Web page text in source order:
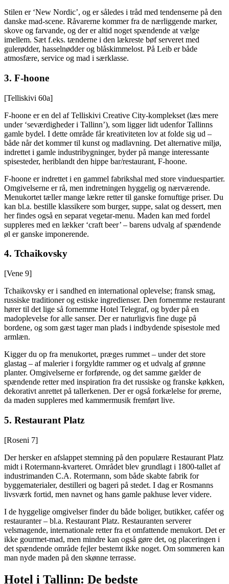
Stilen er ‘New Nordic’, og er således i tråd med tendenserne på den
danske mad-scene. Råvarerne kommer fra de nærliggende marker,
skove og farvande, og der er altid noget spændende at vælge
imellem. Sæt f.eks. tænderne i den lækreste bøf serveret med
gulerødder, hasselnødder og blåskimmelost. På Leib er både
atmosfære, service og mad i særklasse.
3. F-hoone
[Telliskivi 60a]
F-hoone er en del af Telliskivi Creative City-komplekset (læs mere
under ‘seværdigheder i Tallinn’), som ligger lidt udenfor Tallinns
gamle bydel. I dette område får kreativiteten lov at folde sig ud –
både når det kommer til kunst og madlavning. Det alternative miljø,
indrettet i gamle industribygninger, byder på mange interessante
spisesteder, heriblandt den hippe bar/restaurant, F-hoone.
F-hoone er indrettet i en gammel fabrikshal med store vinduespartier.
Omgivelserne er rå, men indretningen hyggelig og nærværende.
Menukortet tæller mange lækre retter til ganske fornuftige priser. Du
kan bl.a. bestille klassikere som burger, suppe, salat og dessert, men
her findes også en separat vegetar-menu. Maden kan med fordel
suppleres med en lækker ‘craft beer’ – barens udvalg af spændende
øl er ganske imponerende.
4. Tchaikovsky
[Vene 9]
Tchaikovsky er i sandhed en international oplevelse; fransk smag,
russiske traditioner og estiske ingredienser. Den fornemme restaurant
hører til det lige så fornemme Hotel Telegraf, og byder på en
madoplevelse for alle sanser. Der er naturligvis fine duge på
bordene, og som gæst tager man plads i indbydende spisestole med
armlæn.
Kigger du op fra menukortet, præges rummet – under det store
glastag – af malerier i forgyldte rammer og et udvalg af grønne
planter. Omgivelserne er forførende, og det samme gælder de
spændende retter med inspiration fra det russiske og franske køkken,
dekorativt anrettet på tallerkenen. Der er også forkælelse for ørerne,
da maden suppleres med kammermusik fremført live.
5. Restaurant Platz
[Roseni 7]
Der hersker en afslappet stemning på den populære Restaurant Platz
midt i Rotermann-kvarteret. Området blev grundlagt i 1800-tallet af
industrimanden C.A. Rotermann, som både skabte fabrik for
byggematerialer, destilleri og bageri på stedet. I dag er Rosmanns
livsværk fortid, men navnet og hans gamle pakhuse lever videre.
I de hyggelige omgivelser finder du både boliger, butikker, caféer og
restauranter – bl.a. Restaurant Platz. Restauranten serverer
velsmagende, internationale retter fra et omfattende menukort. Det er
ikke gourmet-mad, men mindre kan også gøre det, og placeringen i
det spændende område fejler bestemt ikke noget. Om sommeren kan
man nyde maden på den skønne terrasse.
Hotel i Tallinn: De bedste